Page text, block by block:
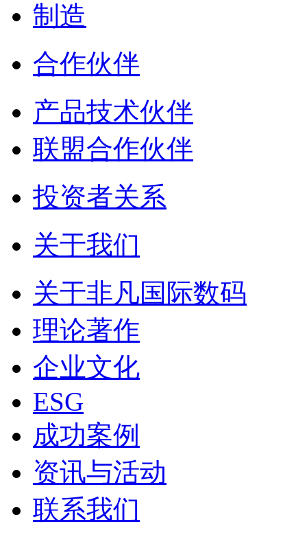
制造
合作伙伴
产品技术伙伴
联盟合作伙伴
投资者关系
关于我们
关于非凡国际数码
理论著作
企业文化
ESG
成功案例
资讯与活动
联系我们